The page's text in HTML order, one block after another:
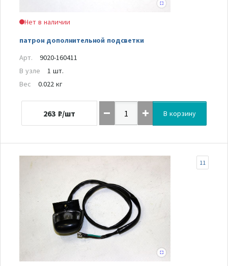
Нет в наличии
патрон дополнительной подсветки
Арт.
9020-160411
В узле
1 шт.
Вес
0.022 кг
263 ₽/шт В корзину
11